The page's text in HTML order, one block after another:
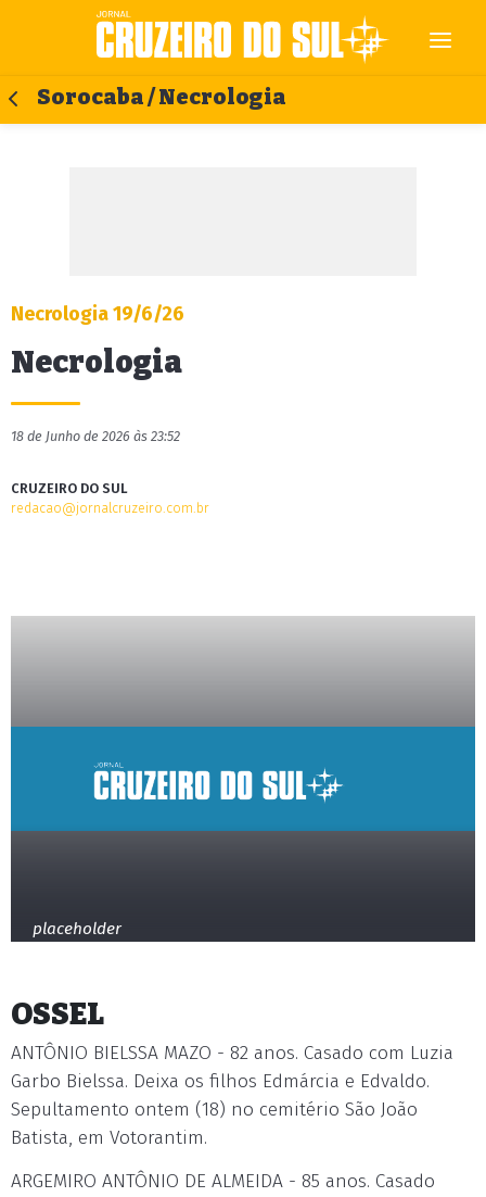
Sorocaba / Necrologia
Necrologia 19/6/26
Necrologia
18 de Junho de 2026 às 23:52
CRUZEIRO DO SUL
redacao@jornalcruzeiro.com.br
placeholder
OSSEL
ANTÔNIO BIELSSA MAZO - 82 anos. Casado com Luzia
Garbo Bielssa. Deixa os filhos Edmárcia e Edvaldo.
Sepultamento ontem (18) no cemitério São João
Batista, em Votorantim.
ARGEMIRO ANTÔNIO DE ALMEIDA - 85 anos. Casado